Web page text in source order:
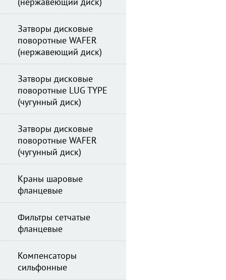
(нержавеющий диск)
Затворы дисковые
поворотные WAFER
(нержавеющий диск)
Затворы дисковые
поворотные LUG TYPE
(чугунный диск)
Затворы дисковые
поворотные WAFER
(чугунный диск)
Краны шаровые
фланцевые
Фильтры сетчатые
фланцевые
Компенсаторы
сильфонные